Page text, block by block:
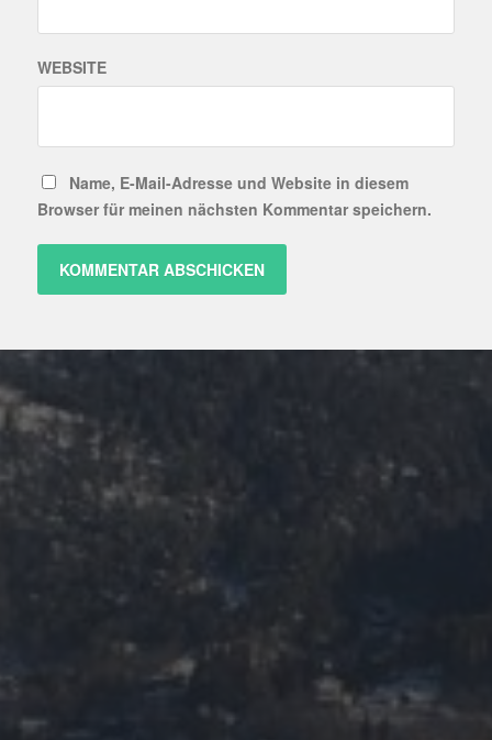
WEBSITE
Name, E-Mail-Adresse und Website in diesem
Browser für meinen nächsten Kommentar speichern.